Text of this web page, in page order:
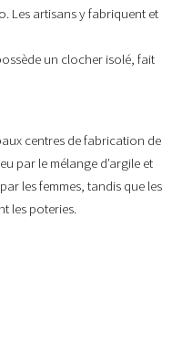
Les artisans y fabriquent et
un clocher isolé, fait
centres de fabrication de
par le mélange d’argile et
les femmes, tandis que les
les poteries.